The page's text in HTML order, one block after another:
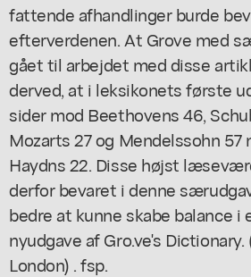
fattende afhandlinger burde
efterverdenen. At Grove med
gået til arbejdet med disse
derved, at i leksikonets første
sider mod Beethovens 46,
Mozarts 27 og Mendelssohn 57
Haydns 22. Disse højst
derfor bevaret i denne
bedre at kunne skabe balance i
nyudgave af Gro.ve's Dictionary.
London) . fsp.